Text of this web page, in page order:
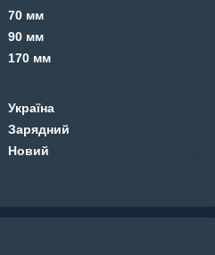
70 мм
90 мм
170 мм
Україна
Зарядний
Новий